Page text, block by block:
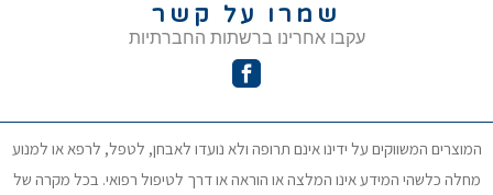
שמרו על קשר
עקבו אחרינו ברשתות החברתיות
המוצרים המשווקים על ידינו אינם תרופה ולא נועדו לאבחן, לטפל, לרפא או למנוע
מחלה כלשהי המידע אינו המלצה או הוראה או דרך לטיפול רפואי. בכל מקרה של